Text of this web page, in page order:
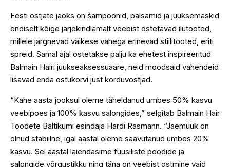
Eesti ostjate jaoks on šampoonid, palsamid ja juuksemaskid
endiselt kõige järjekindlamalt veebist ostetavad ilutooted,
millele järgnevad väikese vahega erinevad stiilitooted, eriti
spreid. Samal ajal ostetakse palju ka ehetest inspireeritud
Balmain Hairi juukseaksessuaare, neid moodsaid vahendeid
lisavad enda ostukorvi just korduvostjad.
“Kahe aasta jooksul oleme täheldanud umbes 50% kasvu
veebipoes ja 100% kasvu salongides,” selgitab Balmain Hair
Toodete Baltikumi esindaja Hardi Rasmann. “Jaemüük on
olnud stabiilne, igal aastal oleme saavutanud umbes 20%
kasvu. Sel aastal laiendasime füüsiliste poodide ja
salongide võrgustikku ning täna on veebist ostmine vaid